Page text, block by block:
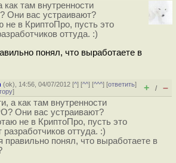
как там внутренности
Они вас устраивают?
не в КриптоПро, пусть это
оттуда. :)
понял, что выработаете в
(ok), 14:56, 04/07/2012 [^] [^^] [^^^] [ответить]
] + / –
а как там внутренности
Они вас устраивают?
не в КриптоПро, пусть это
разработчиков оттуда. :)
правильно понял, что выработаете в